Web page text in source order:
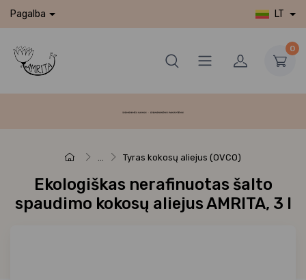
Pagalba LT
0
... Tyras kokosų aliejus (OVCO)
Ekologiškas nerafinuotas šalto
spaudimo kokosų aliejus AMRITA, 3 l